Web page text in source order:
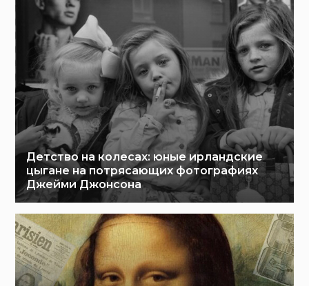
Детство на колесах: юные ирландские
цыгане на потрясающих фотографиях
Джейми Джонсона